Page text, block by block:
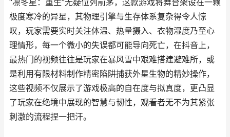
“凛冬星：重生”无疑位列前茅，这款游戏将舞台架设在一颗
极度寒冷的异星，其物理引擎与生存体系复杂得令人惊
叹，玩家需要实时关注体温、热量摄入、衣物湿度乃至心
理情形，每一个微小的失误都可能导向死亡，在抖音上，
最热门的视频往往是玩家在暴风雪中艰难搭建避难所，或
是利用有限材料制作精密陷阱捕获外星生物的精妙操作，
这些视频不仅展示了游戏极高的自在度与拟真度，更凸显
了玩家在绝境中展现的智慧与韧性，观看者无不为其紧张
刺激的流程捏一把汗。